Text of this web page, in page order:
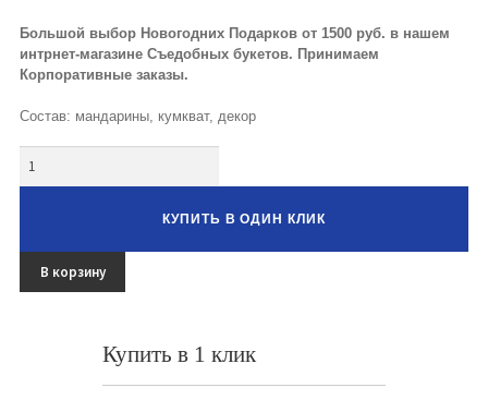
Овощные букеты
Детские букеты
Букет учителю
Букеты из раков и рыбы
Большой выбор Новогодних Подарков от 1500 руб. в нашем
интрнет-магазине Съедобных букетов. Принимаем
Корпоративные заказы.
Состав: мандарины, кумкват, декор
КУПИТЬ В ОДИН КЛИК
В корзину
Купить в 1 клик